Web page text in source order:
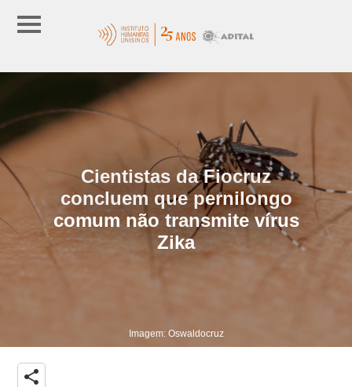
Cientistas da Fiocruz
concluem que pernilongo
comum não transmite vírus
Zika
Imagem: Oswaldocruz
share